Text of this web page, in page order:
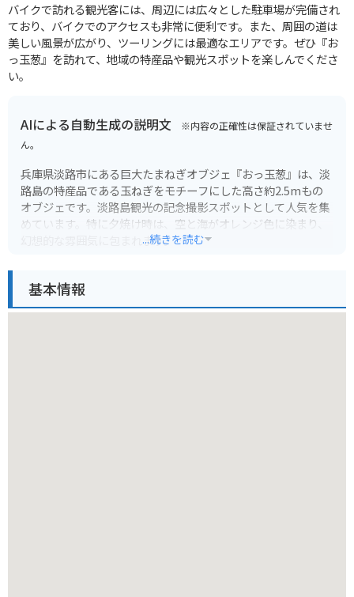
バイクで訪れる観光客には、周辺には広々とした駐車場が完備され
ており、バイクでのアクセスも非常に便利です。また、周囲の道は
美しい風景が広がり、ツーリングには最適なエリアです。ぜひ『お
っ玉葱』を訪れて、地域の特産品や観光スポットを楽しんでくださ
い。
AIによる自動生成の説明文 ※内容の正確性は保証されていませ
ん。
兵庫県淡路市にある巨大たまねぎオブジェ『おっ玉葱』は、淡
路島の特産品である玉ねぎをモチーフにした高さ約2.5mもの
オブジェです。淡路島観光の記念撮影スポットとして人気を集
めています。特に夕焼け時は、空と海がオレンジ色に染まり、
幻想的な雰囲気に包まれます。
光スポットも点在しています。淡路島は、温暖な気候で一年を
通してツーリングに最適なエリアです。海岸沿いを走るシーサ
...続きを読む
基本情報